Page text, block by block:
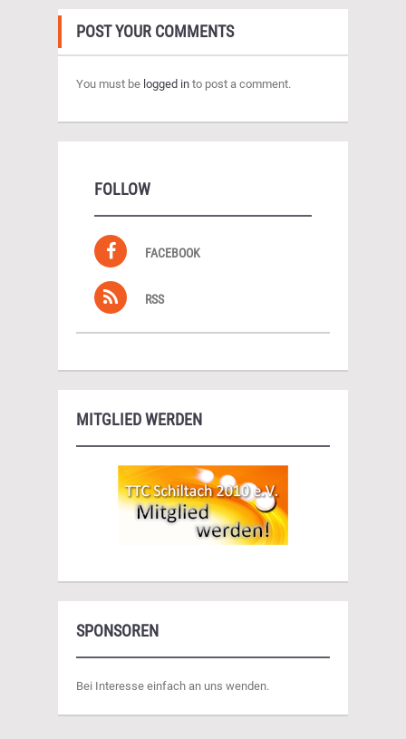
POST YOUR COMMENTS
You must be logged in to post a comment.
FOLLOW
FACEBOOK
RSS
MITGLIED WERDEN
SPONSOREN
Bei Interesse einfach an uns wenden.